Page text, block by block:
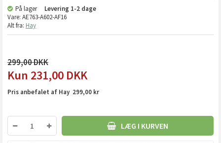
På lager Levering 1-2 dage
Vare: AE763-A602-AF16
Alt fra: Hay
299,00
231,00 DKK
Pris anbefalet af Hay 299,00 kr
LÆG I KURVEN